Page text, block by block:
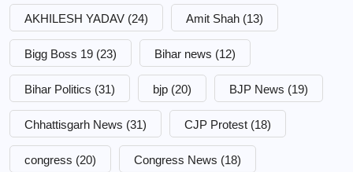
AKHILESH YADAV (24) Amit Shah (13)
Bigg Boss 19 (23) Bihar news (12)
Bihar Politics (31) bjp (20) BJP News (19)
Chhattisgarh News (31) CJP Protest (18)
congress (20) Congress News (18)